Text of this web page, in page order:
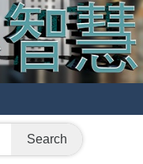
Search